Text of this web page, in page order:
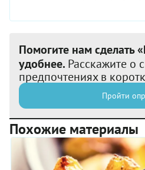
Помогите нам сделать
удобнее. Расскажите о
предпочтениях в
Пройти
Похожие материалы